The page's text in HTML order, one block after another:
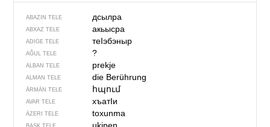
ABAZIN TELE дсылра
ABXAZ TELE акьысра
ADIGE TELE теIэбэныр
AĞUL TELE ?
ALBAN TELE prekje
ALMAN TELE die Berührung
ÄRMÄN TELE հպում
AVAR TELE хъатIи
ÄZERI TELE toxunma
BASK TELE